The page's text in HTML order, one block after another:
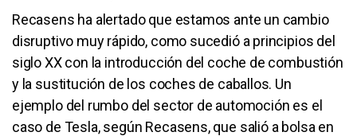
Recasens ha alertado que estamos ante un cambio
disruptivo muy rápido, como sucedió a principios del
siglo XX con la introducción del coche de combustión
y la sustitución de los coches de caballos. Un
ejemplo del rumbo del sector de automoción es el
caso de Tesla, según Recasens, que salió a bolsa en